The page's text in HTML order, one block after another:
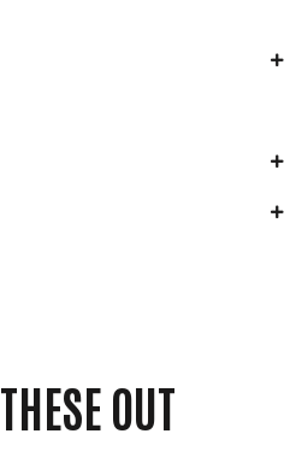
OUT